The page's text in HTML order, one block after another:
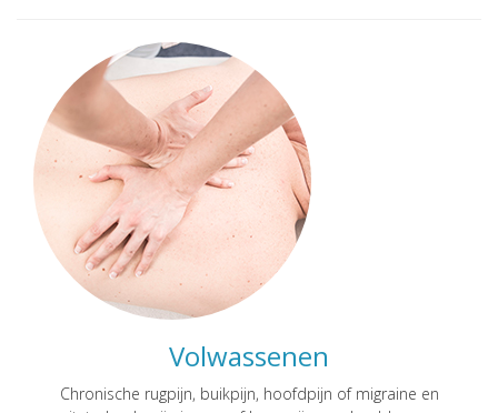
Volwassenen
Chronische rugpijn, buikpijn, hoofdpijn of migraine en